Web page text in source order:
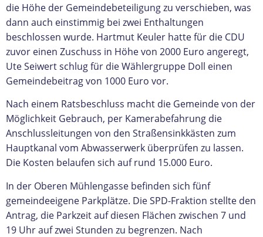
die Höhe der Gemeindebeteiligung zu verschieben, was
dann auch einstimmig bei zwei Enthaltungen
beschlossen wurde. Hartmut Keuler hatte für die CDU
zuvor einen Zuschuss in Höhe von 2000 Euro angeregt,
Ute Seiwert schlug für die Wählergruppe Doll einen
Gemeindebeitrag von 1000 Euro vor.
Nach einem Ratsbeschluss macht die Gemeinde von der
Möglichkeit Gebrauch, per Kamerabefahrung die
Anschlussleitungen von den Straßensinkkästen zum
Hauptkanal vom Abwasserwerk überprüfen zu lassen.
Die Kosten belaufen sich auf rund 15.000 Euro.
In der Oberen Mühlengasse befinden sich fünf
gemeindeeigene Parkplätze. Die SPD-Fraktion stellte den
Antrag, die Parkzeit auf diesen Flächen zwischen 7 und
19 Uhr auf zwei Stunden zu begrenzen. Nach